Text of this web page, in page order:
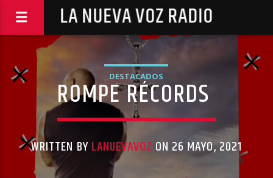
LA NUEVA VOZ RADIO
DESTACADOS
ROMPE RÉCORDS
WRITTEN BYLANUEVAVOZ ON 26 MAYO, 2021